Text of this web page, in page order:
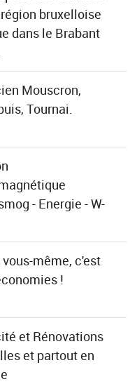
bruxelloise
dans le Brabant
Mouscron,
Tournai.
- Energie - W-
même, c'est
!
et Rénovations
et partout en